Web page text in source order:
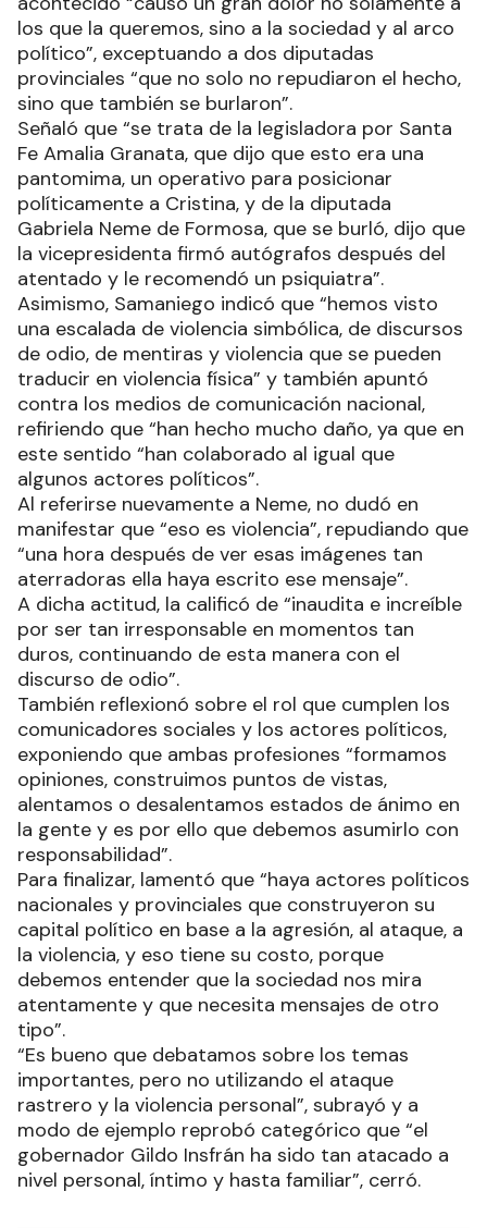
los que la queremos, sino a la sociedad y al arco
político”, exceptuando a dos diputadas
provinciales “que no solo no repudiaron el hecho,
sino que también se burlaron”.
Señaló que “se trata de la legisladora por Santa
Fe Amalia Granata, que dijo que esto era una
pantomima, un operativo para posicionar
políticamente a Cristina, y de la diputada
Gabriela Neme de Formosa, que se burló, dijo que
la vicepresidenta firmó autógrafos después del
atentado y le recomendó un psiquiatra”.
Asimismo, Samaniego indicó que “hemos visto
una escalada de violencia simbólica, de discursos
de odio, de mentiras y violencia que se pueden
traducir en violencia física” y también apuntó
contra los medios de comunicación nacional,
refiriendo que “han hecho mucho daño, ya que en
este sentido “han colaborado al igual que
algunos actores políticos”.
Al referirse nuevamente a Neme, no dudó en
manifestar que “eso es violencia”, repudiando que
“una hora después de ver esas imágenes tan
aterradoras ella haya escrito ese mensaje”.
A dicha actitud, la calificó de “inaudita e increíble
por ser tan irresponsable en momentos tan
duros, continuando de esta manera con el
discurso de odio”.
También reflexionó sobre el rol que cumplen los
comunicadores sociales y los actores políticos,
exponiendo que ambas profesiones “formamos
opiniones, construimos puntos de vistas,
alentamos o desalentamos estados de ánimo en
la gente y es por ello que debemos asumirlo con
responsabilidad”.
Para finalizar, lamentó que “haya actores políticos
nacionales y provinciales que construyeron su
capital político en base a la agresión, al ataque, a
la violencia, y eso tiene su costo, porque
debemos entender que la sociedad nos mira
atentamente y que necesita mensajes de otro
tipo”.
“Es bueno que debatamos sobre los temas
importantes, pero no utilizando el ataque
rastrero y la violencia personal”, subrayó y a
modo de ejemplo reprobó categórico que “el
gobernador Gildo Insfrán ha sido tan atacado a
nivel personal, íntimo y hasta familiar”, cerró.